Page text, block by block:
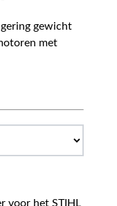
gewicht
met
voor het STIHL